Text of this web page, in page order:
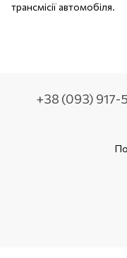
трансмісії автомобіля.
+38 (093) 917-